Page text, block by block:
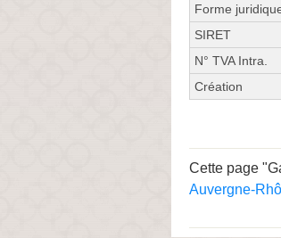
Forme
SIRET
N° TVA Intra.
Création
Cette page
Auvergne-